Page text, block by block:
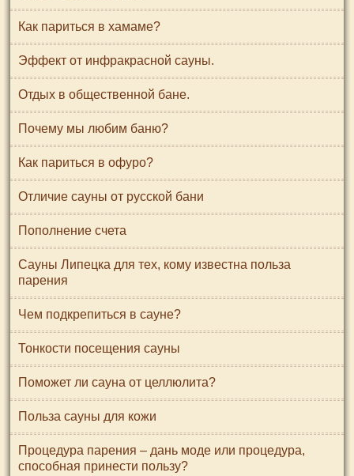
Как париться в хамаме?
Эффект от инфракрасной сауны.
Отдых в общественной бане.
Почему мы любим баню?
Как париться в офуро?
Отличие сауны от русской бани
Пополнение счета
Сауны Липецка для тех, кому известна польза
парения
Чем подкрепиться в сауне?
Тонкости посещения сауны
Поможет ли сауна от целлюлита?
Польза сауны для кожи
Процедура парения – дань моде или процедура,
способная принести пользу?